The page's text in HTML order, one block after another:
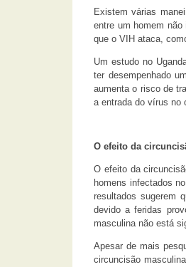
Existem várias
entre um homem
que o VIH ataca,
Um estudo no
ter desempenhado
aumenta o risco de
a entrada do vírus no
O efeito da
O efeito da
homens infectados
resultados sugerem
devido a feridas
masculina não está
Apesar de mais
circuncisão